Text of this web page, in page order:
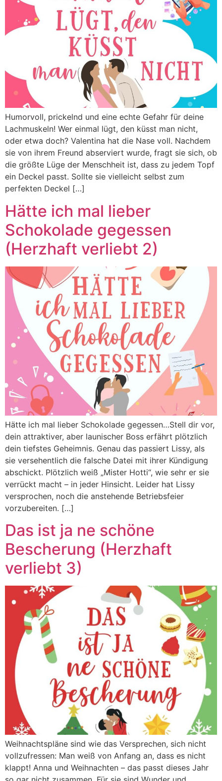
Humorvoll, prickelnd und eine echte Gefahr für deine
Lachmuskeln! Wer einmal lügt, den küsst man nicht,
oder etwa doch? Valentina hat die Nase voll. Nachdem
sie von ihrem Freund abserviert wurde, fragt sie sich, ob
die größte Lüge der Menschheit ist, dass zu jedem Topf
ein Deckel passt. Sollte sie vielleicht selbst zum
perfekten Deckel […]
Hätte ich mal lieber
Schokolade gegessen
(Herzhaft verliebt 2)
Hätte ich mal lieber Schokolade gegessen…Stell dir vor,
dein attraktiver, aber launischer Boss erfährt plötzlich
dein tiefstes Geheimnis. Genau das passiert Lissy, als
sie versehentlich die falsche Datei mit ihrer Kündigung
abschickt. Plötzlich weiß „Mister Hotti“, wie sehr er sie
verrückt macht – in jeder Hinsicht. Leider hat Lissy
versprochen, noch die anstehende Betriebsfeier
vorzubereiten. […]
Das ist ja ne schöne
Bescherung (Herzhaft
verliebt 3)
Weihnachtspläne sind wie das Versprechen, sich nicht
vollzufressen: Man weiß von Anfang an, dass es nicht
klappt! Anna und Weihnachten – das passt dieses Jahr